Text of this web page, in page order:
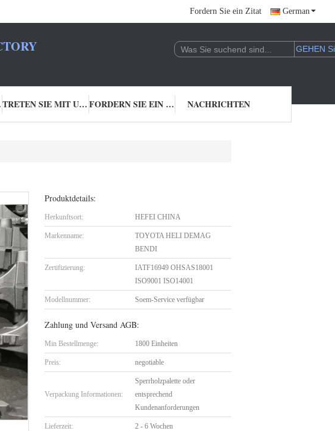
Fordern Sie ein Zitat German
TRETEN SIE MIT UNS IN VERBINDUNG FORDERN SIE EIN ZITAT NACHRICHTEN
Produktdetails:
Herkunftsort: HEFEI CHINA
Markenname:
TOYOTA HELI DEMAG
BENDI
Zertifizierung:
IATF16949 OHSAS18001
ISO9001 ISO14001
Modellnummer: Soem-Service verfügbar
Zahlung und Versand AGB:
Min Bestellmenge: 1800 Einheiten
Preis: negotiable
Verpackung Informationen:
Sperrholzpalette oder
entsprechend
Kundenanforderungen
Lieferzeit: 2 - 6 Wochen